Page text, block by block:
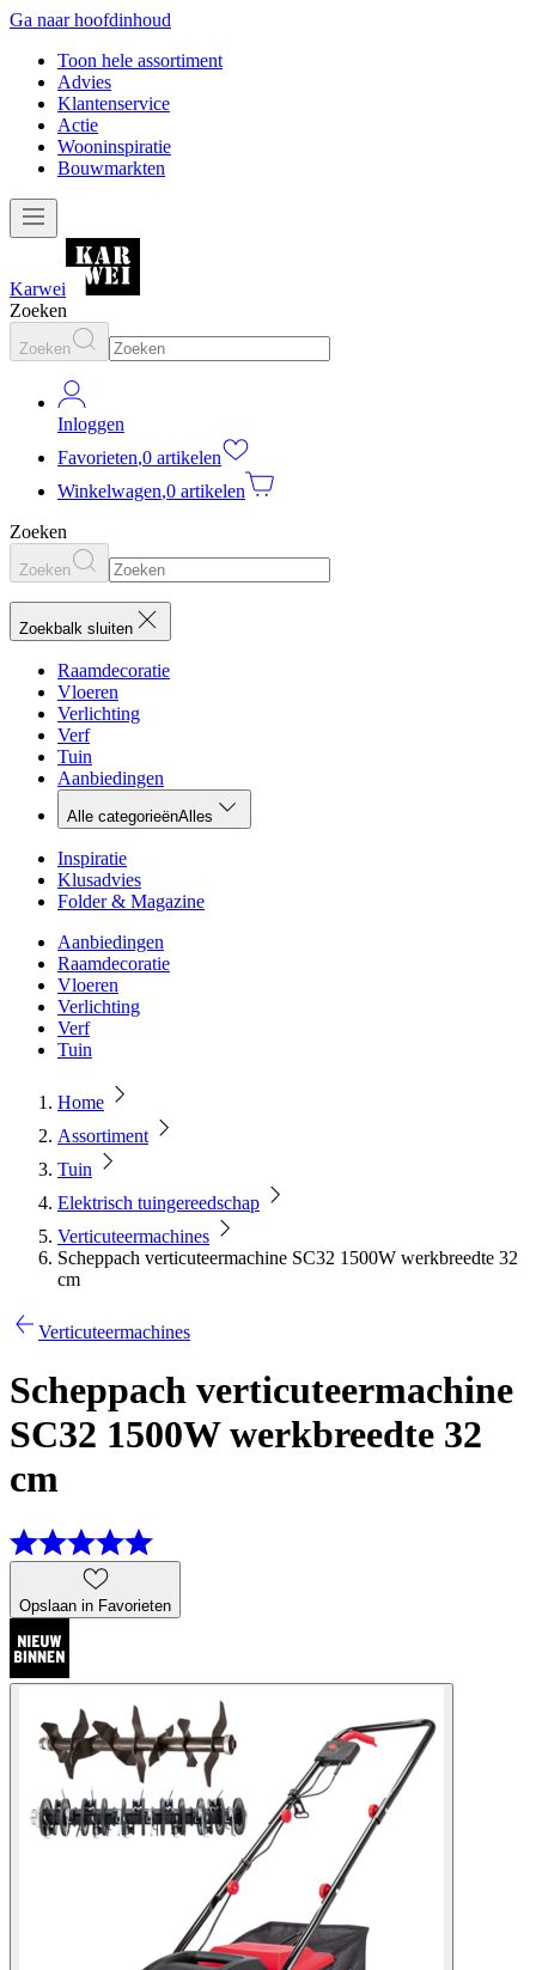
Ga naar hoofdinhoud
Toon hele assortiment
Advies
Klantenservice
Actie
Wooninspiratie
Bouwmarkten
Karwei
Zoeken
Zoeken
Inloggen
Favorieten,0 artikelen
Winkelwagen,0 artikelen
Zoeken
Zoeken
Zoekbalk sluiten
Raamdecoratie
Vloeren
Verlichting
Verf
Tuin
Aanbiedingen
Alle categorieënAlles
Inspiratie
Klusadvies
Folder & Magazine
Aanbiedingen
Raamdecoratie
Vloeren
Verlichting
Verf
Tuin
Home
Assortiment
Tuin
Elektrisch tuingereedschap
Verticuteermachines
Scheppach verticuteermachine SC32 1500W werkbreedte 32
cm
Verticuteermachines
Scheppach verticuteermachine
SC32 1500W werkbreedte 32
cm
Opslaan in Favorieten